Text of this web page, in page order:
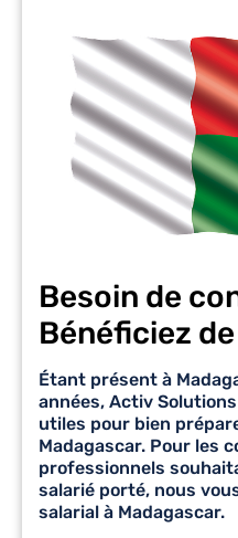
Besoin de
Bénéficiez
Étant présent à
années, Activ Solutions
utiles pour bien
Madagascar. Pour les
professionnels
salarié porté, nous
salarial à Madagascar.